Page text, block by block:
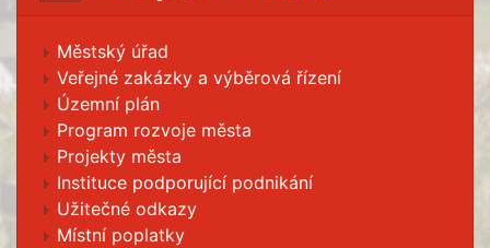
Městský úřad
Veřejné zakázky a výběrová řízení
Územní plán
Program rozvoje města
Projekty města
Instituce podporující podnikání
Užitečné odkazy
Místní poplatky